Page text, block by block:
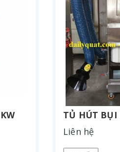
TỦ HÚT BỤI
Liên hệ